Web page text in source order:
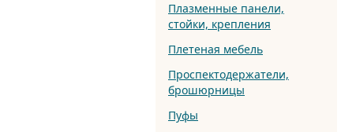
Плазменные панели,
стойки, крепления
Плетеная мебель
Проспектодержатели,
брошюрницы
Пуфы